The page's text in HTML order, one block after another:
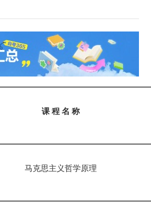
课 程 名 称
马克思主义哲学原理